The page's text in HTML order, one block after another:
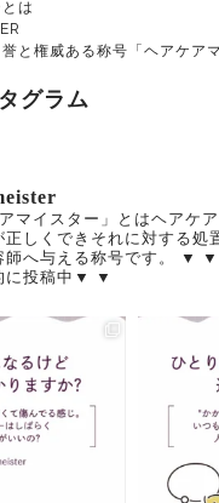
は
と権威ある称号「ヘアケア
グラム
アマイスター」とはヘアケ
正しくできそれに対する処
へ与える称号です。
▼ ▼
に投稿中▼ ▼